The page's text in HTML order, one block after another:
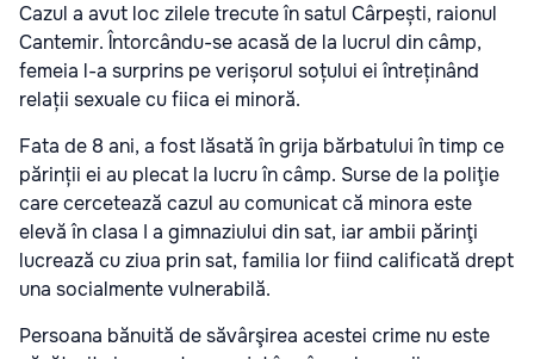
Cazul a avut loc zilele trecute în satul Cârpești, raionul
Cantemir. Întorcându-se acasă de la lucrul din câmp,
femeia l-a surprins pe verișorul soțului ei întreținând
relații sexuale cu fiica ei minoră.
Fata de 8 ani, a fost lăsată în grija bărbatului în timp ce
părinții ei au plecat la lucru în câmp. Surse de la poliţie
care cercetează cazul au comunicat că minora este
elevă în clasa I a gimnaziului din sat, iar ambii părinţi
lucrează cu ziua prin sat, familia lor fiind calificată drept
una socialmente vulnerabilă.
Persoana bănuită de săvârşirea acestei crime nu este